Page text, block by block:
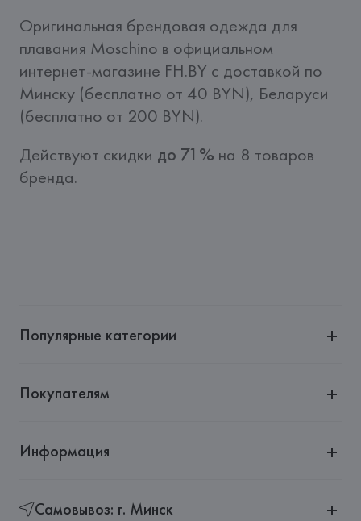
Оригинальная брендовая одежда для
плавания Moschino в официальном
интернет-магазине FH.BY c доставкой по
Минску (бесплатно от 40 BYN), Беларуси
(бесплатно от 200 BYN).
Действуют скидки до 71% на 8 товаров
бренда.
Популярные категории
Покупателям
Информация
Самовывоз: г. Минск